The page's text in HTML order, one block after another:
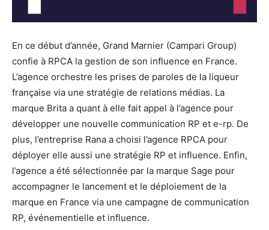
En ce début d’année, Grand Marnier (Campari Group)
confie à RPCA la gestion de son influence en France.
L’agence orchestre les prises de paroles de la liqueur
française via une stratégie de relations médias. La
marque Brita a quant à elle fait appel à l’agence pour
développer une nouvelle communication RP et e-rp. De
plus, l’entreprise Rana a choisi l’agence RPCA pour
déployer elle aussi une stratégie RP et influence. Enfin,
l’agence a été sélectionnée par la marque Sage pour
accompagner le lancement et le déploiement de la
marque en France via une campagne de communication
RP, événementielle et influence.